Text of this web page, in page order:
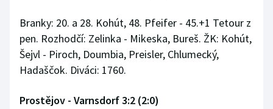
Branky: 20. a 28. Kohút, 48. Pfeifer - 45.+1 Tetour z
pen. Rozhodčí: Zelinka - Mikeska, Bureš. ŽK: Kohút,
Šejvl - Piroch, Doumbia, Preisler, Chlumecký,
Hadaščok. Diváci: 1760.
Prostějov - Varnsdorf 3:2 (2:0)